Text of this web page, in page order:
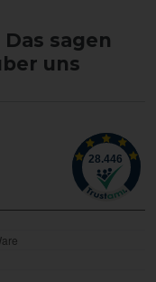
sagen
uns